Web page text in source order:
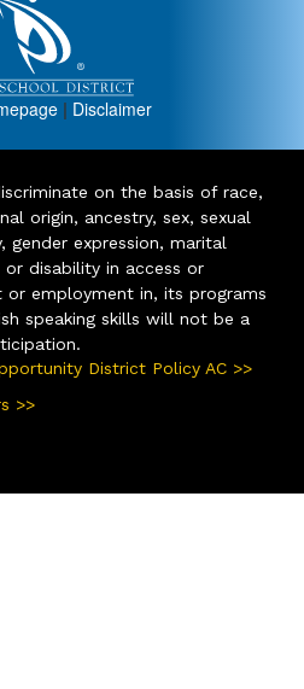
| Disclaimer
on the basis of race,
origin, ancestry, sex, sexual
gender expression, marital
disability in access or
employment in, its programs
speaking skills will not be a
District Policy AC >>
>>